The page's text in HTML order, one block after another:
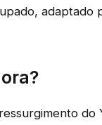
adaptado
do